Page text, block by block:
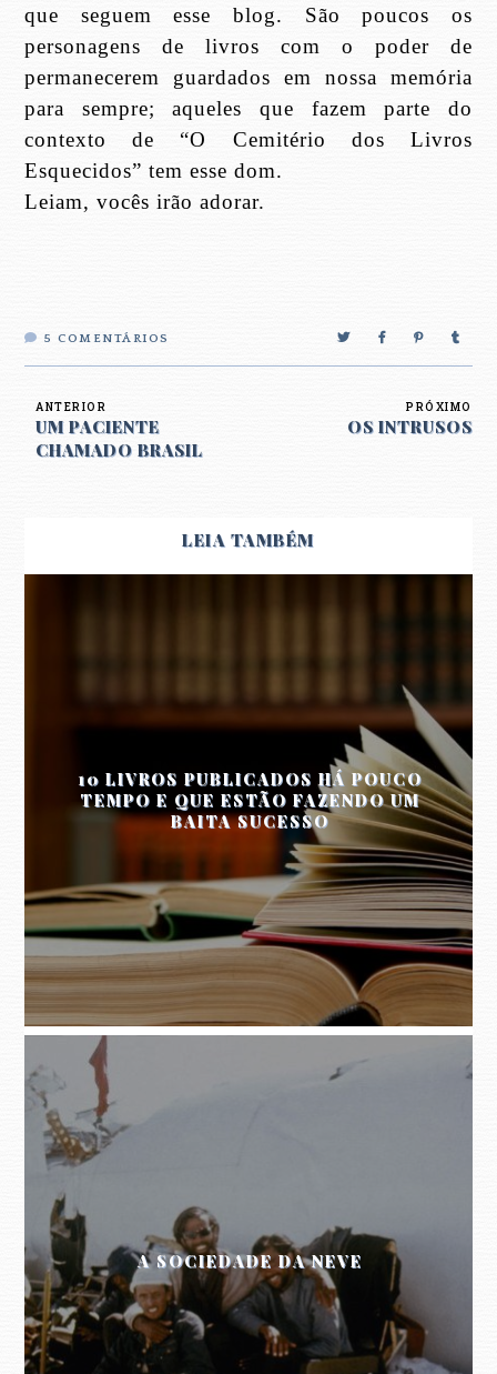
que seguem esse blog. São poucos os
personagens de livros com o poder de
permanecerem guardados em nossa memória
para sempre; aqueles que fazem parte do
contexto de “O Cemitério dos Livros
Esquecidos” tem esse dom.
Leiam, vocês irão adorar.
5 COMENTÁRIOS
ANTERIOR
UM PACIENTE
CHAMADO BRASIL
PRÓXIMO
OS INTRUSOS
LEIA TAMBÉM
10 LIVROS PUBLICADOS HÁ POUCO
TEMPO E QUE ESTÃO FAZENDO UM
BAITA SUCESSO
A SOCIEDADE DA NEVE